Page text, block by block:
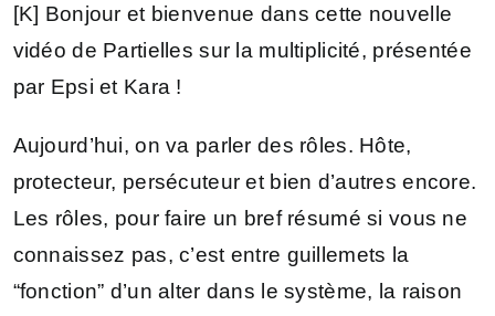
[K] Bonjour et bienvenue dans cette nouvelle
vidéo de Partielles sur la multiplicité, présentée
par Epsi et Kara !
Aujourd’hui, on va parler des rôles. Hôte,
protecteur, persécuteur et bien d’autres encore.
Les rôles, pour faire un bref résumé si vous ne
connaissez pas, c’est entre guillemets la
“fonction” d’un alter dans le système, la raison